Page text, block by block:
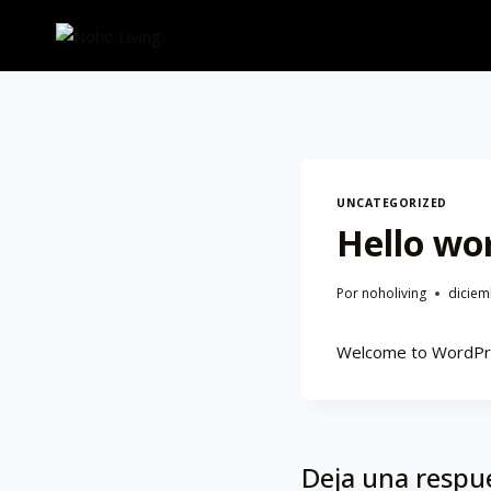
UNCATEGORIZED
Hello
Pornoholiving
Welcome to
Deja una